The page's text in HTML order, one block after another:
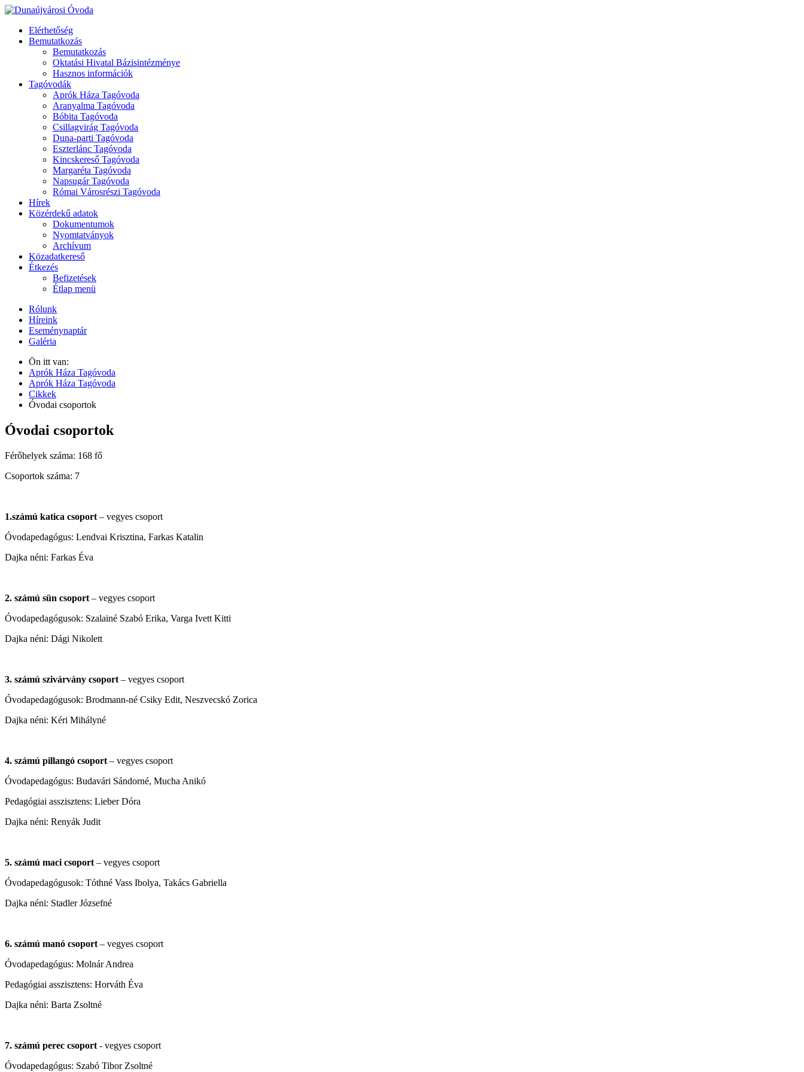
Elérhetőség
Bemutatkozás
Bemutatkozás
Oktatási Hivatal Bázisintézménye
Hasznos információk
Tagóvodák
Aprók Háza Tagóvoda
Aranyalma Tagóvoda
Bóbita Tagóvoda
Csillagvirág Tagóvoda
Duna-parti Tagóvoda
Eszterlánc Tagóvoda
Kincskereső Tagóvoda
Margaréta Tagóvoda
Napsugár Tagóvoda
Római Városrészi Tagóvoda
Hírek
Közérdekű adatok
Dokumentumok
Nyomtatványok
Archívum
Közadatkereső
Étkezés
Befizetések
Étlap menü
Rólunk
Híreink
Eseménynaptár
Galéria
Ön itt van:
Aprók Háza Tagóvoda
Aprók Háza Tagóvoda
Cikkek
Óvodai csoportok
Óvodai csoportok
Férőhelyek száma: 168 fő
Csoportok száma: 7
1.számú katica csoport – vegyes csoport
Óvodapedagógus: Lendvai Krisztina, Farkas Katalin
Dajka néni: Farkas Éva
2. számú sün csoport – vegyes csoport
Óvodapedagógusok: Szalainé Szabó Erika, Varga Ivett Kitti
Dajka néni: Dági Nikolett
3. számú szivárvány csoport – vegyes csoport
Óvodapedagógusok: Brodmann-né Csiky Edit, Neszvecskó Zorica
Dajka néni: Kéri Mihályné
4. számú pillangó csoport – vegyes csoport
Óvodapedagógus: Budavári Sándorné, Mucha Anikó
Pedagógiai asszisztens: Lieber Dóra
Dajka néni: Renyák Judit
5. számú maci csoport – vegyes csoport
Óvodapedagógusok: Tóthné Vass Ibolya, Takács Gabriella
Dajka néni: Stadler Józsefné
6. számú manó csoport – vegyes csoport
Óvodapedagógus: Molnár Andrea
Pedagógiai asszisztens: Horváth Éva
Dajka néni: Barta Zsoltné
7. számú perec csoport - vegyes csoport
Óvodapedagógus: Szabó Tibor Zsoltné